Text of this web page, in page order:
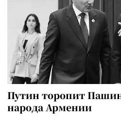
Путин торопит
народа Армении